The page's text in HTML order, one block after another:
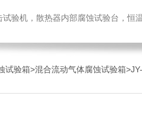
腐蚀试验台，恒温恒湿试验箱,盐雾试验机,紫外光耐气候老化试
试验箱>混合流动气体腐蚀试验箱